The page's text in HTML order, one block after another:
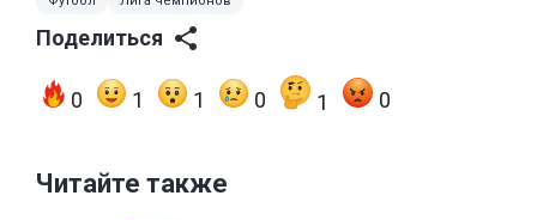
Поделиться
0 1 1 0 1 0
Читайте также